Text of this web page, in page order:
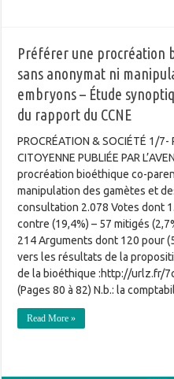
Préférer une procréation
sans anonymat ni
embryons – Étude
du rapport du CCNE
PROCRÉATION & SOCIÉTÉ 1/7-
CITOYENNE PUBLIÉE PAR
procréation bioéthique co-
manipulation des gamètes et
consultation 2.078 Votes dont
contre (19,4%) – 57 mitigés
214 Arguments dont 120 pour
vers les résultats de la
de la bioéthique :http://urlz.fr/
(Pages 80 à 82) N.b.: la
Read More »